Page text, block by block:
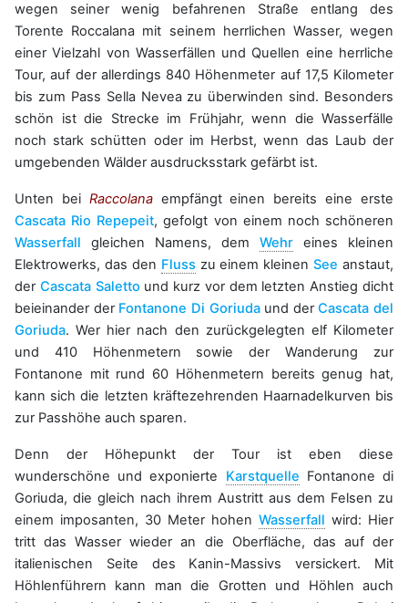
wegen seiner wenig befahrenen Straße entlang des
Torente Roccalana mit seinem herrlichen Wasser, wegen
einer Vielzahl von Wasserfällen und Quellen eine herrliche
Tour, auf der allerdings 840 Höhenmeter auf 17,5 Kilometer
bis zum Pass Sella Nevea zu überwinden sind. Besonders
schön ist die Strecke im Frühjahr, wenn die Wasserfälle
noch stark schütten oder im Herbst, wenn das Laub der
umgebenden Wälder ausdrucksstark gefärbt ist.
Unten bei Raccolanaempfängt einen bereits eine erste
Cascata Rio Repepeit, gefolgt von einem noch schöneren
Wasserfall gleichen Namens, dem Wehr eines kleinen
Elektrowerks, das den Flusszu einem kleinenSee anstaut,
der Cascata Saletto und kurz vor dem letzten Anstieg dicht
beieinander der Fontanone Di Goriudaund derCascata del
Goriuda. Wer hier nach den zurückgelegten elf Kilometer
und 410 Höhenmetern sowie der Wanderung zur
Fontanone mit rund 60 Höhenmetern bereits genug hat,
kann sich die letzten kräftezehrenden Haarnadelkurven bis
zur Passhöhe auch sparen.
Denn der Höhepunkt der Tour ist eben diese
wunderschöne und exponierte Karstquelle Fontanone di
Goriuda, die gleich nach ihrem Austritt aus dem Felsen zu
einem imposanten, 30 Meter hohen Wasserfall wird: Hier
tritt das Wasser wieder an die Oberfläche, das auf der
italienischen Seite des Kanin-Massivs versickert. Mit
Höhlenführern kann man die Grotten und Höhlen auch